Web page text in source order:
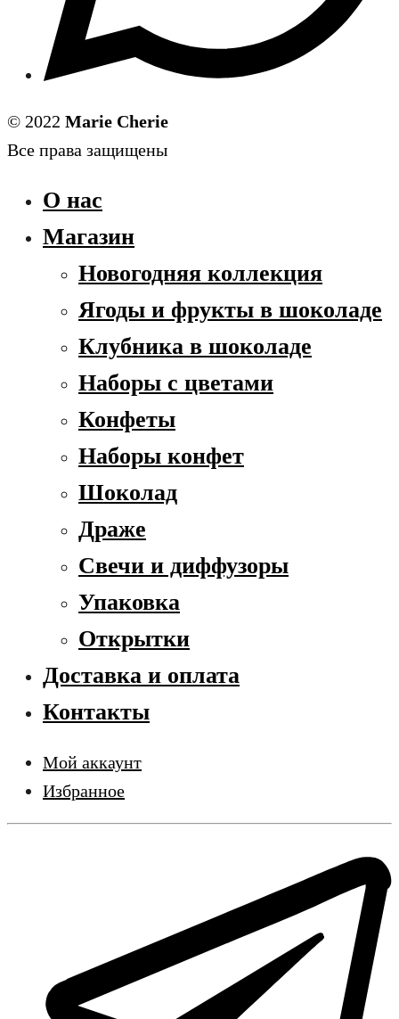
© 2022 Marie Cherie
Все права защищены
О нас
Магазин
Новогодняя коллекция
Ягоды и фрукты в шоколаде
Клубника в шоколаде
Наборы с цветами
Конфеты
Наборы конфет
Шоколад
Драже
Свечи и диффузоры
Упаковка
Открытки
Доставка и оплата
Контакты
Мой аккаунт
Избранное